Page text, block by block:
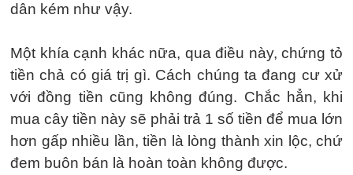
dân kém như vậy.
Một khía cạnh khác nữa, qua điều này, chứng tỏ
tiền chả có giá trị gì. Cách chúng ta đang cư xử
với đồng tiền cũng không đúng. Chắc hẳn, khi
mua cây tiền này sẽ phải trả 1 số tiền để mua lớn
hơn gấp nhiều lần, tiền là lòng thành xin lộc, chứ
đem buôn bán là hoàn toàn không được.